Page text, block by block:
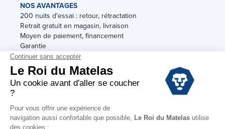
NOS AVANTAGES
200 nuits d'essai : retour, rétractation
Retrait gratuit en magasin, livraison
Moyen de paiement, financement
Garantie
Conditions des offres
Soldes